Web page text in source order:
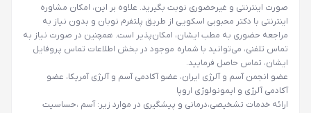
‌صورت اینترنتی و غیرحضوری نوبت بگیرید. علاوه بر این، امکان مشاوره
اینترنتی با دکتر محبوبی اسکویی از طریق پلتفرم نوبان و بدون نیاز به
مراجعه حضوری به مطب ایشان، امکان‌پذیر است. همچنین در صورت نیاز به
تماس تلفنی، می‌توانید با شماره موجود در بخش اطلاعات تماس پروفایل
ایشان، تماس حاصل فرمایید.
عضو انجمن آسم و آلرژی ایران، عضو آکادمی آسم و آلرژی آمریکا، عضو
آکادمی آلرژی و ایمونولوژی اروپا
ارائه خدمات تشخیصی،درمانی و پیشگیری در موارد زیر: آسم ،حساسیت